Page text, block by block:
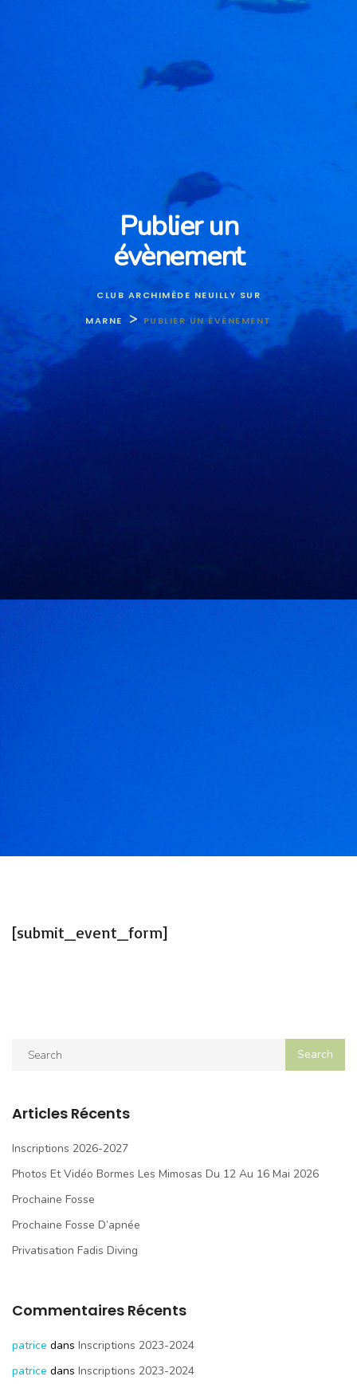
Publier un
évènement
CLUB ARCHIMÈDE NEUILLY SUR
MARNE
> PUBLIER UN ÉVÈNEMENT
[submit_event_form]
Articles Récents
Inscriptions 2026-2027
Photos Et Vidéo Bormes Les Mimosas Du 12 Au 16 Mai 2026
Prochaine Fosse
Prochaine Fosse D’apnée
Privatisation Fadis Diving
Commentaires Récents
patrice dans Inscriptions 2023-2024
patrice dans Inscriptions 2023-2024